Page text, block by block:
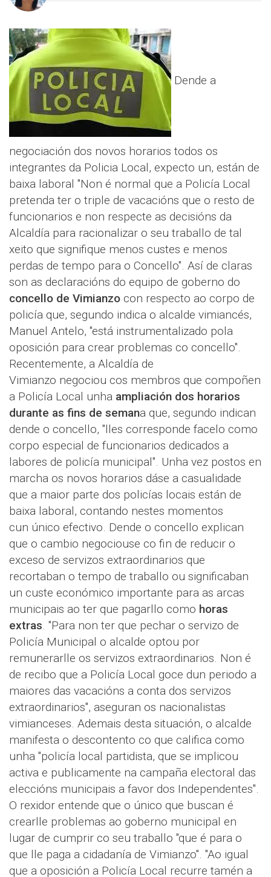
Dende a
negociación dos novos horarios todos os
integrantes da Policia Local, expecto un, están de
baixa laboral "Non é normal que a Policía Local
pretenda ter o triple de vacacións que o resto de
funcionarios e non respecte as decisións da
Alcaldía para racionalizar o seu traballo de tal
xeito que signifique menos custes e menos
perdas de tempo para o Concello". Así de claras
son as declaracións do equipo de goberno do
concello de Vimianzo con respecto ao corpo de
policía que, segundo indica o alcalde vimiancés,
Manuel Antelo, "está instrumentalizado pola
oposición para crear problemas co concello".
Recentemente, a Alcaldía de
Vimianzo negociou cos membros que compoñen
a Policía Local unha ampliación dos horarios
durante as fins de semana que, segundo indican
dende o concello, "lles corresponde facelo como
corpo especial de funcionarios dedicados a
labores de policía municipal". Unha vez postos en
marcha os novos horarios dáse a casualidade
que a maior parte dos policías locais están de
baixa laboral, contando nestes momentos
cun único efectivo. Dende o concello explican
que o cambio negociouse co fin de reducir o
exceso de servizos extraordinarios que
recortaban o tempo de traballo ou significaban
un custe económico importante para as arcas
municipais ao ter que pagarllo como horas
extras. "Para non ter que pechar o servizo de
Policía Municipal o alcalde optou por
remunerarlle os servizos extraordinarios. Non é
de recibo que a Policía Local goce dun periodo a
maiores das vacacións a conta dos servizos
extraordinarios", aseguran os nacionalistas
vimianceses. Ademais desta situación, o alcalde
manifesta o descontento co que califica como
unha "policía local partidista, que se implicou
activa e publicamente na campaña electoral das
eleccións municipais a favor dos Independentes".
O rexidor entende que o único que buscan é
crearlle problemas ao goberno municipal en
lugar de cumprir co seu traballo "que é para o
que lle paga a cidadanía de Vimianzo". "Ao igual
que a oposición a Policía Local recurre tamén a